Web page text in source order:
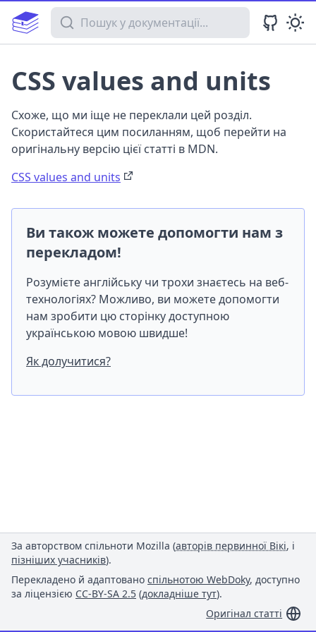
Пошук у документації
CSS values and units
Схоже, що ми іще не переклали цей розділ.
Скористайтеся цим посиланням, щоб перейти на
оригінальну версію цієї статті в MDN.
CSS values and units
Ви також можете допомогти нам з
перекладом!
Розумієте англійську чи трохи знаєтесь на веб-
технологіях? Можливо, ви можете допомогти
нам зробити цю сторінку доступною
українською мовою швидше!
Як долучитися?
За авторством спільноти Mozilla (авторів первинної Вікі, і
пізніших учасників).
Перекладено й адаптовано спільнотою WebDoky, доступно
за ліцензією CC-BY-SA 2.5 (докладніше тут).
Оригінал статті